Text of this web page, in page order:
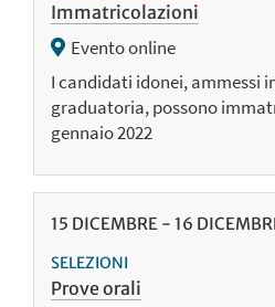
Immatricolazioni
Evento online
I candidati idonei, ammessi
graduatoria, possono
gennaio 2022
15 DICEMBRE - 16
SELEZIONI
Prove orali